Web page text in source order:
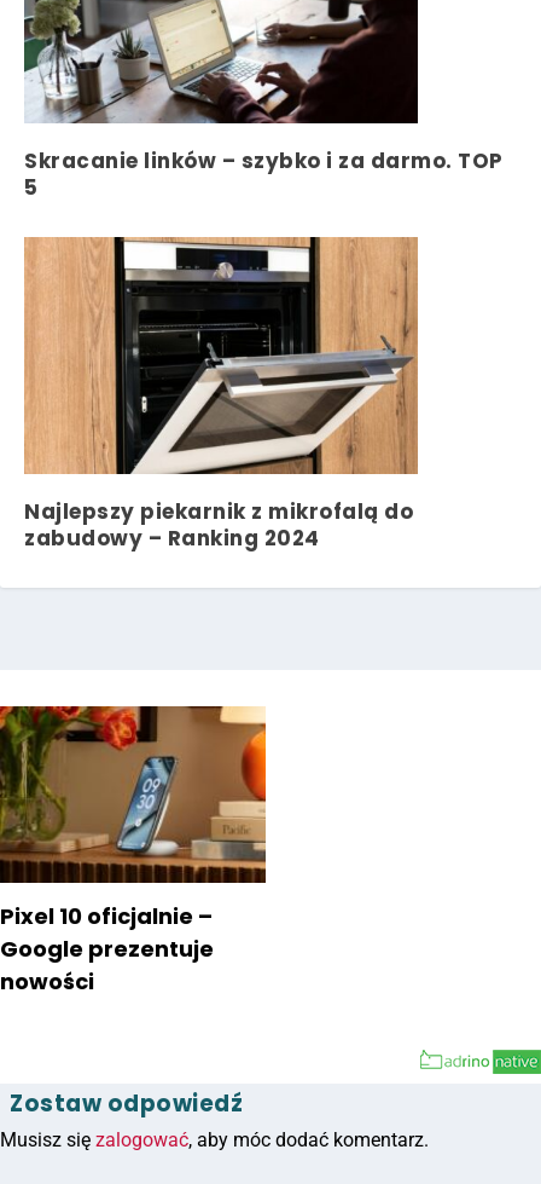
Skracanie linków – szybko i za darmo. TOP
5
Najlepszy piekarnik z mikrofalą do
zabudowy – Ranking 2024
Pixel 10 oficjalnie –
Google prezentuje
nowości
Zostaw odpowiedź
Musisz się zalogować, aby móc dodać komentarz.